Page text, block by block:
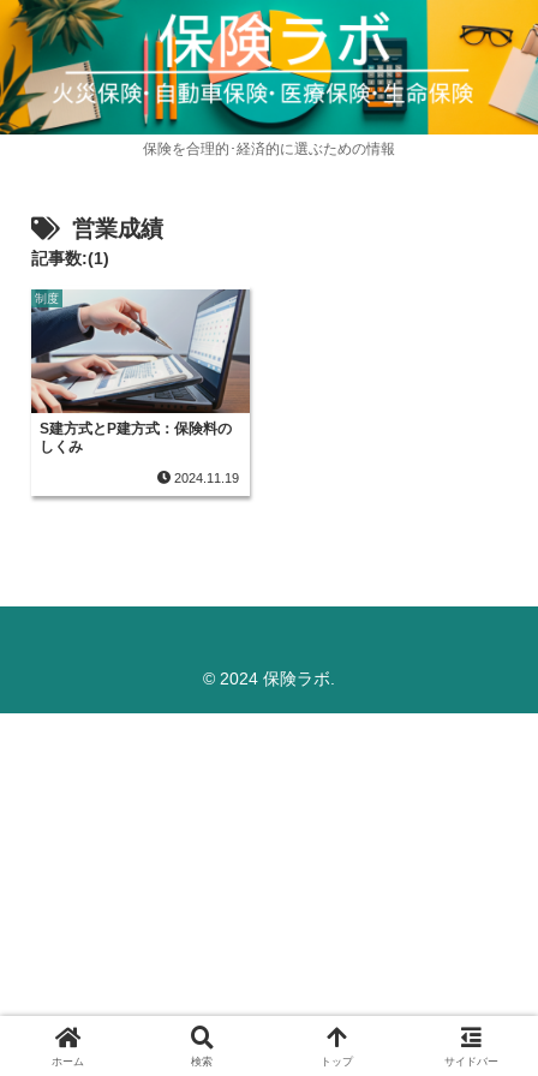
保険を合理的･経済的に選ぶための情報
営業成績
記事数:(1)
制度
S建方式とP建方式：保険料の
しくみ
2024.11.19
© 2024 保険ラボ.
ホーム 検索 トップ サイドバー